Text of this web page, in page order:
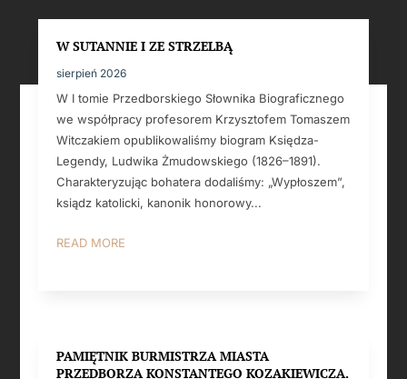
W SUTANNIE I ZE STRZELBĄ
sierpień 2026
W I tomie Przedborskiego Słownika Biograficznego
we współpracy profesorem Krzysztofem Tomaszem
Witczakiem opublikowaliśmy biogram Księdza-
Legendy, Ludwika Żmudowskiego (1826–1891).
Charakteryzując bohatera dodaliśmy: „Wypłoszem”,
ksiądz katolicki, kanonik honorowy...
READ MORE
PAMIĘTNIK BURMISTRZA MIASTA
PRZEDBORZA KONSTANTEGO KOZAKIEWICZA.